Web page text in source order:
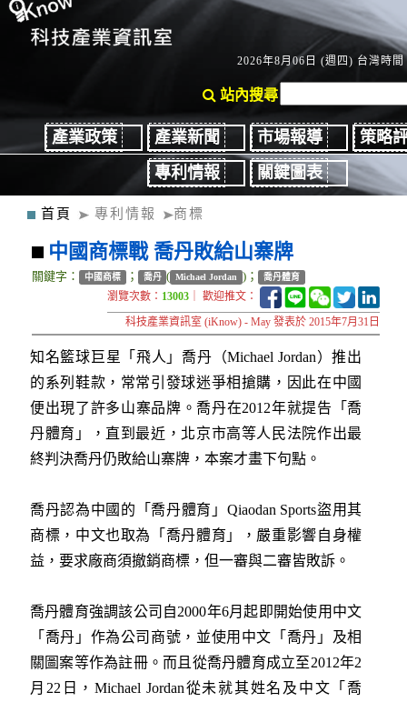
2026年8月06日 (週四) 台灣時間
站內搜尋
產業政策 產業新聞 市場報導
策略
專利情報
關鍵圖表
首頁 專利情報 商標
中國商標戰 喬丹敗給山寨牌
關鍵字： 中國商標 ； 喬丹 ( Michael Jordan )； 喬丹體育
瀏覽次數： 13003 ｜ 歡迎推文：
科技產業資訊室 (iKnow) - May 發表於 2015年7月31日
知名籃球巨星「飛人」喬丹（Michael Jordan）推出
的系列鞋款，常常引發球迷爭相搶購，因此在中國
便出現了許多山寨品牌。喬丹在2012年就提告「喬
丹體育」， 直到最近，北京市高等人民法院作出最
終判決喬丹仍敗給山寨牌，本案才畫下句點。
喬丹認為中國的「喬丹體育」Qiaodan Sports盜用其
商標，中文也取為「喬丹體育」，嚴重影響自身權
益，要求廠商須撤銷商標，但一審與二審皆敗訴。
喬丹體育強調該公司自2000年6月起即開始使用中文
「喬丹」作為公司商號，並使用中文「喬丹」及相
關圖案等作為註冊。而且從喬丹體育成立至2012年2
月22日，Michael Jordan從未就其姓名及中文「喬